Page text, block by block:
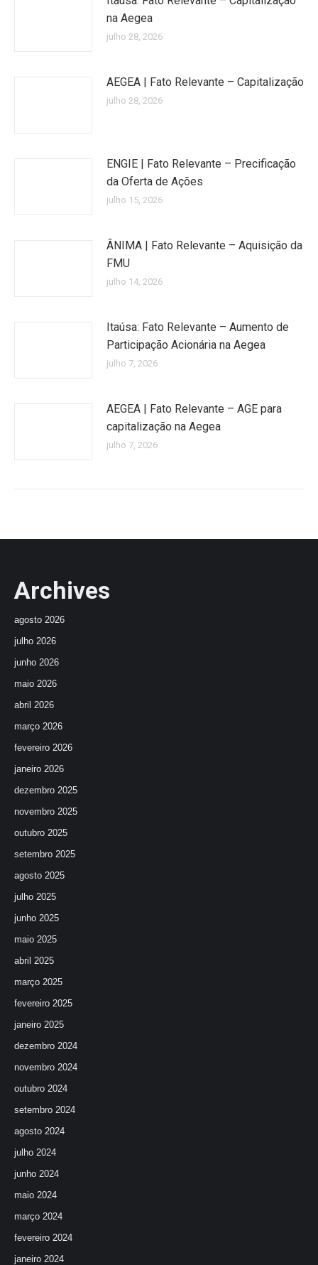
na Aegea
julho 28, 2026
AEGEA | Fato Relevante – Capitalização
julho 28, 2026
ENGIE | Fato Relevante – Precificação
da Oferta de Ações
julho 15, 2026
ÂNIMA | Fato Relevante – Aquisição da
FMU
julho 14, 2026
Itaúsa: Fato Relevante – Aumento de
Participação Acionária na Aegea
julho 7, 2026
AEGEA | Fato Relevante – AGE para
capitalização na Aegea
julho 7, 2026
Archives
agosto 2026
julho 2026
junho 2026
maio 2026
abril 2026
março 2026
fevereiro 2026
janeiro 2026
dezembro 2025
novembro 2025
outubro 2025
setembro 2025
agosto 2025
julho 2025
junho 2025
maio 2025
abril 2025
março 2025
fevereiro 2025
janeiro 2025
dezembro 2024
novembro 2024
outubro 2024
setembro 2024
agosto 2024
julho 2024
junho 2024
maio 2024
março 2024
fevereiro 2024
janeiro 2024